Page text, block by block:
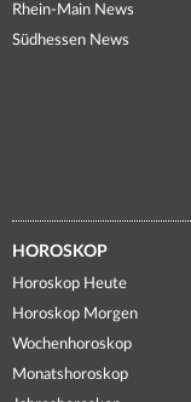
Rhein-Main News
Südhessen News
HOROSKOP
Horoskop Heute
Horoskop Morgen
Wochenhoroskop
Monatshoroskop